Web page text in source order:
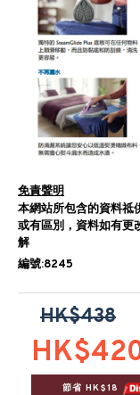
免責聲明
本網站所包含的資料祗
或有區別，資料如有更
解
編號:8245
HK$438
節省 HK$18